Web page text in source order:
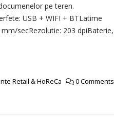
pe teren.
USB + WIFI + BTLatime
secRezolutie: 203 dpiBaterie,
Retail & HoReCa 0 Comments